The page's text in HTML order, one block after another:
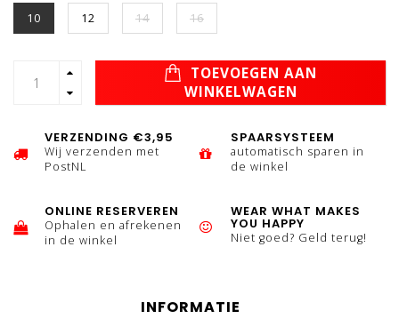
10 12 14 16
TOEVOEGEN AAN
WINKELWAGEN
VERZENDING €3,95
Wij verzenden met
PostNL
SPAARSYSTEEM
automatisch sparen in
de winkel
ONLINE RESERVEREN
Ophalen en afrekenen
in de winkel
WEAR WHAT MAKES
YOU HAPPY
Niet goed? Geld terug!
INFORMATIE